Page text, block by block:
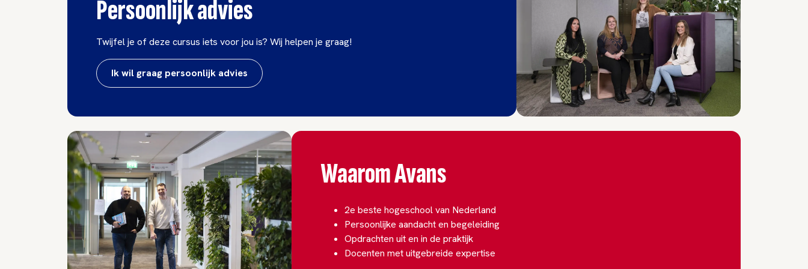
Persoonlijk advies
Twijfel je of deze cursus iets voor jou is? Wij helpen je graag!
Ik wil graag persoonlijk advies
Waarom Avans
2e beste hogeschool van Nederland
Persoonlijke aandacht en begeleiding
Opdrachten uit en in de praktijk
Docenten met uitgebreide expertise